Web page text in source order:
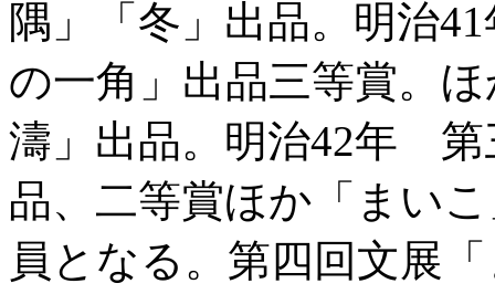
隅」「冬」出品。明治
の一角」出品三等賞。
濤」出品。明治42年 第
品、二等賞ほか「まい
員となる。第四回文展